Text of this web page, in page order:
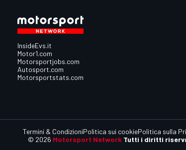
InsideEvs.it
Motor1.com
Motorsportjobs.com
Autosport.com
Motorsportstats.com
© 2026 Motorsport Network Tutti i diritti
Termini & CondizioniPolitica sui cookiePolitica sulla